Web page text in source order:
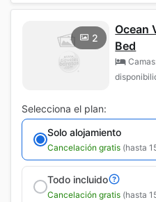
2
Ocean
Bed
Selecciona el plan:
Solo alojamiento
Cancelación gratis (hasta
Todo incluido
Cancelación gratis (hasta